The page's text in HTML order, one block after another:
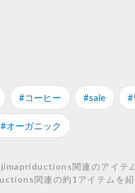
#コーヒー #sale #
#オーガニック
関連のアイテ
関連の約1アイテムを紹